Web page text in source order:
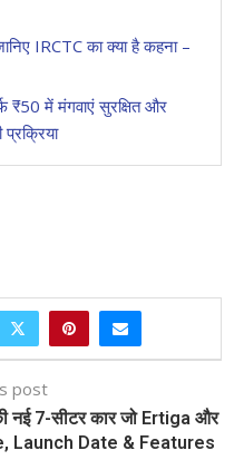
IRCTC का क्या है कहना –
₹50 में मंगवाएं सुरक्षित और
post
नई 7-सीटर कार जो Ertiga और
Launch Date & Features